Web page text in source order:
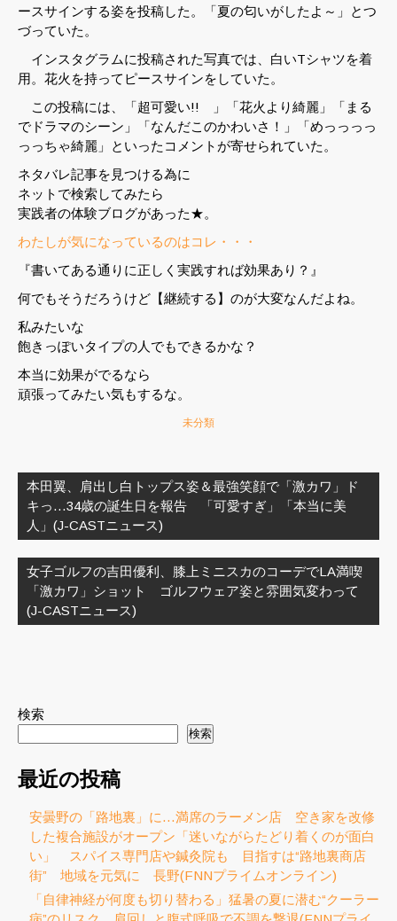
ースサインする姿を投稿した。「夏の匂いがしたよ～」とつ
づっていた。
インスタグラムに投稿された写真では、白いTシャツを着
用。花火を持ってピースサインをしていた。
この投稿には、「超可愛い!! 」「花火より綺麗」「まる
でドラマのシーン」「なんだこのかわいさ！」「めっっっっ
っっちゃ綺麗」といったコメントが寄せられていた。
ネタバレ記事を見つける為に
ネットで検索してみたら
実践者の体験ブログがあった★。
わたしが気になっているのはコレ・・・
『書いてある通りに正しく実践すれば効果あり？』
何でもそうだろうけど【継続する】のが大変なんだよね。
私みたいな
飽きっぽいタイプの人でもできるかな？
本当に効果がでるなら
頑張ってみたい気もするな。
未分類
稿
ナ
ビ
ゲ
ー
シ
ョ
ン
本田翼、肩出し白トップス姿＆最強笑顔で「激カワ」ド
キっ…34歳の誕生日を報告 「可愛すぎ」「本当に美
人」(J-CASTニュース)
女子ゴルフの吉田優利、膝上ミニスカのコーデでLA満喫
「激カワ」ショット ゴルフウェア姿と雰囲気変わって
(J-CASTニュース)
検索
検索
最近の投稿
安曇野の「路地裏」に…満席のラーメン店 空き家を改修
した複合施設がオープン「迷いながらたどり着くのが面白
い」 スパイス専門店や鍼灸院も 目指すは“路地裏商店
街” 地域を元気に 長野(FNNプライムオンライン)
「自律神経が何度も切り替わる」猛暑の夏に潜む“クーラー